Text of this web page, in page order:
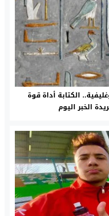
الكتابة أداة قوة
الخبر اليوم